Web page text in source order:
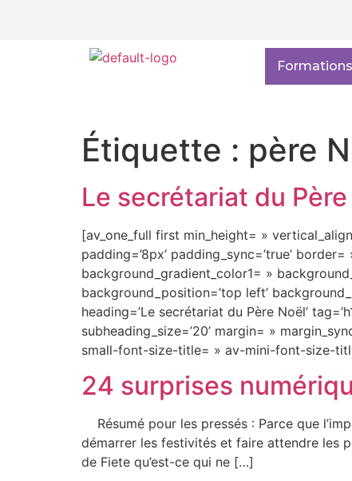
Formations
Étiquette : père
Le secrétariat du
[av_one_full first min_height= »
padding=’8px’ padding_sync=’true’
background_gradient_color1= »
background_position=’top left’
heading=’Le secrétariat du Père Noël’
subheading_size=’20’ margin= »
small-font-size-title= » av-mini-font-size-
24 surprises
Résumé pour les pressés : Parce que
démarrer les festivités et faire attendre les
de Fiete qu’est-ce qui ne […]